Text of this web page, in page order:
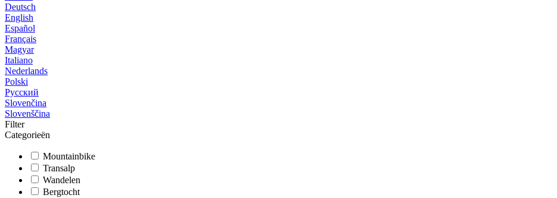
Deutsch
English
Español
Français
Magyar
Italiano
Nederlands
Polski
Русский
Slovenčina
Slovenščina
Filter
Categorieën
Mountainbike
Transalp
Wandelen
Bergtocht